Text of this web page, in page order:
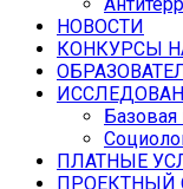
НОВОСТИ
КОНКУРСЫ
ПЛАТНЫЕ
ПРОЕКТНЫЙ